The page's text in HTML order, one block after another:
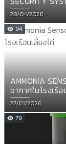
Posted
on
28/04/2026
94
AMMONIA
อากาศในโรงเรื
Posted
on
27/01/2026
79